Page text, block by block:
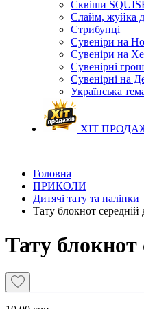
Сквіши
Слайм, жуйка
Стрибунці
Сувеніри на
Сувеніри на
Сувенірні
Сувенірні на
Українська
ХІТ
Головна
ПРИКОЛИ
Дитячі тату та наліпки
Тату блокнот середній
Тату блокнот